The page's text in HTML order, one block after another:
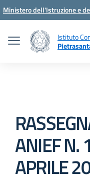
Vai ai contenuti
Vai al menu di navigazione
Vai al footer
Ministero dell'Istruzione e
Istituto
ANIEF N.
APRILE